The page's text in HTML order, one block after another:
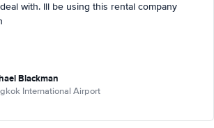
with. Ill be using this rental company
Blackman
International Airport